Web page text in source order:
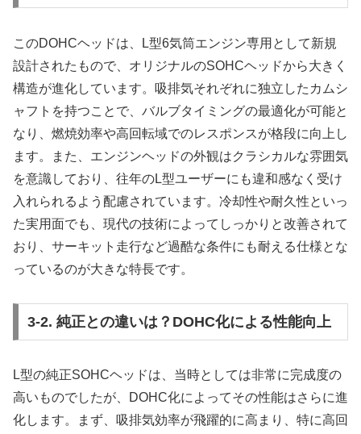
このDOHCヘッドは、L型6気筒エンジン専用として新規
設計されたもので、オリジナルのSOHCヘッドから大きく
構造が進化しています。吸排気それぞれに独立したカムシ
ャフトを持つことで、バルブタイミングの最適化が可能と
なり、燃焼効率や高回転域でのレスポンスが格段に向上し
ます。また、エンジンヘッドの外観はクラシカルな雰囲気
を意識しており、往年のL型ユーザーにも違和感なく受け
入れられるよう配慮されています。冷却性や耐久性といっ
た実用面でも、現代の技術によってしっかりと改善されて
おり、サーキット走行など過酷な条件にも耐える仕様とな
っているのが大きな特長です。
3-2. 純正との違いは？DOHC化による性能向上
L型の純正SOHCヘッドは、当時としては非常に完成度の
高いものでしたが、DOHC化によってその性能はさらに進
化します。まず、吸排気効率が飛躍的に高まり、特に高回